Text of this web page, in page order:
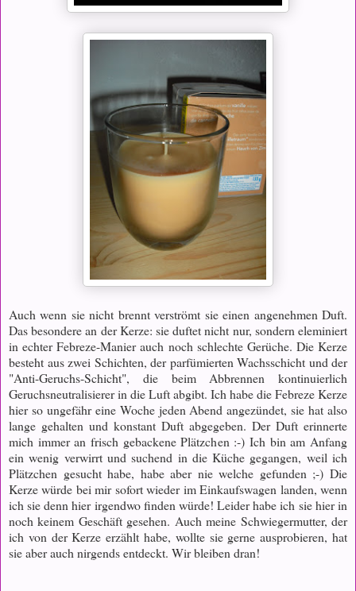
Auch wenn sie nicht brennt verströmt sie einen angenehmen Duft.
Das besondere an der Kerze: sie duftet nicht nur, sondern eleminiert
in echter Febreze-Manier auch noch schlechte Gerüche. Die Kerze
besteht aus zwei Schichten, der parfümierten Wachsschicht und der
"Anti-Geruchs-Schicht", die beim Abbrennen kontinuierlich
Geruchsneutralisierer in die Luft abgibt. Ich habe die Febreze Kerze
hier so ungefähr eine Woche jeden Abend angezündet, sie hat also
lange gehalten und konstant Duft abgegeben. Der Duft erinnerte
mich immer an frisch gebackene Plätzchen :-) Ich bin am Anfang
ein wenig verwirrt und suchend in die Küche gegangen, weil ich
Plätzchen gesucht habe, habe aber nie welche gefunden ;-) Die
Kerze würde bei mir sofort wieder im Einkaufswagen landen, wenn
ich sie denn hier irgendwo finden würde! Leider habe ich sie hier in
noch keinem Geschäft gesehen. Auch meine Schwiegermutter, der
ich von der Kerze erzählt habe, wollte sie gerne ausprobieren, hat
sie aber auch nirgends entdeckt. Wir bleiben dran!